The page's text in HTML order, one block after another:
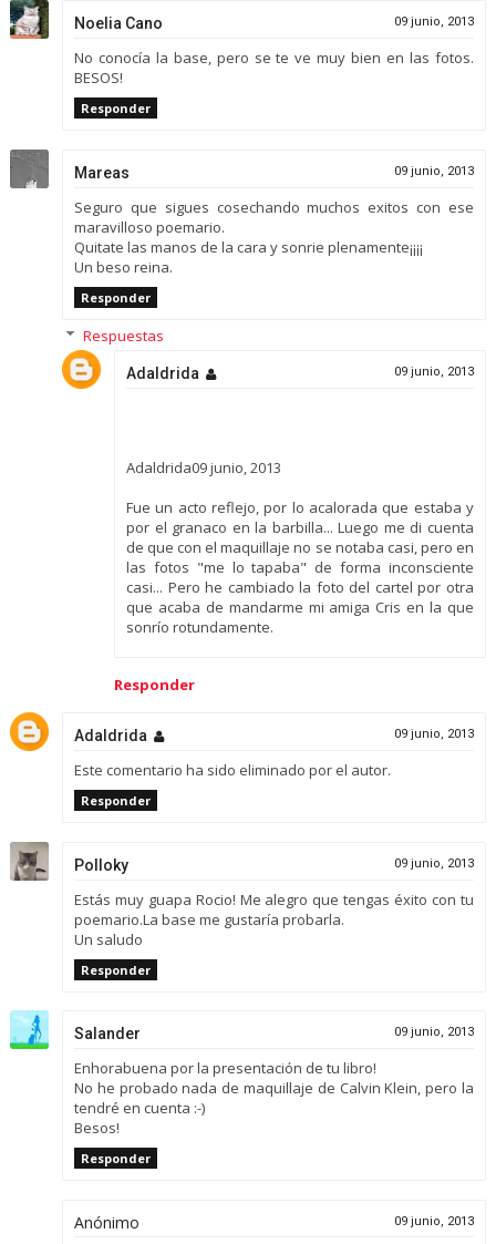
Noelia Cano 09 junio, 2013
No conocía la base, pero se te ve muy bien en las fotos.
BESOS!
Responder
Mareas 09 junio, 2013
Seguro que sigues cosechando muchos exitos con ese
maravilloso poemario.
Quitate las manos de la cara y sonrie plenamente¡¡¡¡
Un beso reina.
Responder
Respuestas
Adaldrida 09 junio, 2013
Adaldrida09 junio, 2013
Fue un acto reflejo, por lo acalorada que estaba y
por el granaco en la barbilla... Luego me di cuenta
de que con el maquillaje no se notaba casi, pero en
las fotos "me lo tapaba" de forma inconsciente
casi... Pero he cambiado la foto del cartel por otra
que acaba de mandarme mi amiga Cris en la que
sonrío rotundamente.
Responder
Adaldrida 09 junio, 2013
Este comentario ha sido eliminado por el autor.
Responder
Polloky 09 junio, 2013
Estás muy guapa Rocio! Me alegro que tengas éxito con tu
poemario.La base me gustaría probarla.
Un saludo
Responder
Salander 09 junio, 2013
Enhorabuena por la presentación de tu libro!
No he probado nada de maquillaje de Calvin Klein, pero la
tendré en cuenta :-)
Besos!
Responder
Anónimo 09 junio, 2013